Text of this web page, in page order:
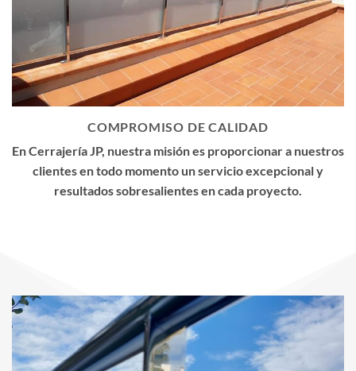
COMPROMISO DE CALIDAD
En Cerrajería JP, nuestra misión es proporcionar a nuestros
clientes en todo momento un servicio excepcional y
resultados sobresalientes en cada proyecto.